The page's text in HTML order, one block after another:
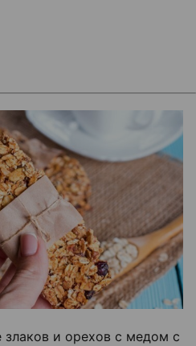
и орехов с медом с